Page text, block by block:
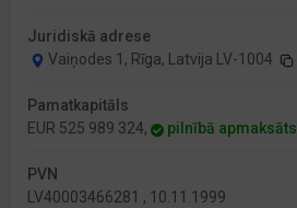
Juridiskā adrese
Vaiņodes 1, Rīga, Latvija LV-1004
Pamatkapitāls
EUR 525 989 324,
pilnībā apmaksāts
PVN
LV40003466281 , 10.11.1999